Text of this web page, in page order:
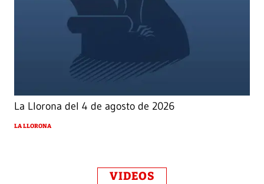
La Llorona del 4 de agosto de 2026
LA LLORONA
VIDEOS